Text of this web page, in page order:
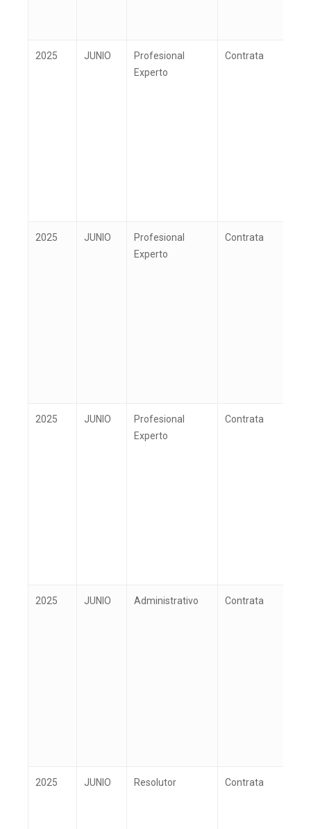
2025 JUNIO
Profesional
Experto
Contrata
2025 JUNIO
Profesional
Experto
Contrata
2025 JUNIO
Profesional
Experto
Contrata
2025 JUNIO Administrativo Contrata
2025 JUNIO Resolutor Contrata